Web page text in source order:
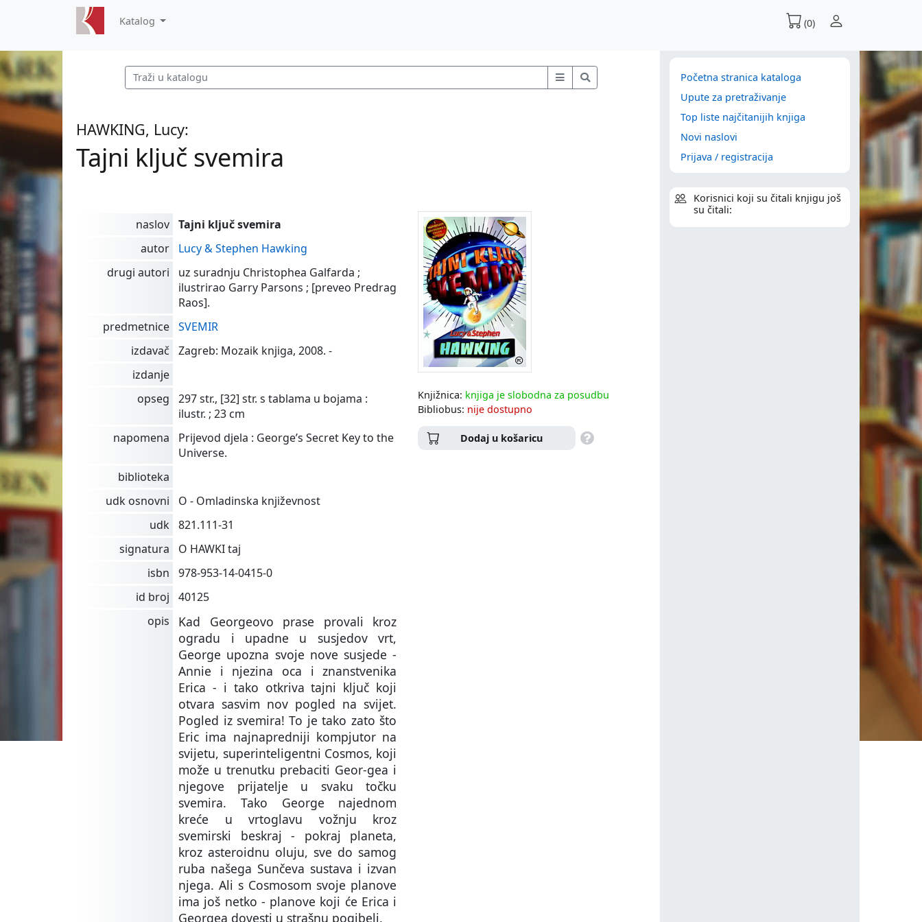
Katalog (0)
HAWKING, Lucy:
Tajni ključ svemira
naslov
Tajni ključ svemira
autor
Lucy & Stephen Hawking
drugi autori
uz suradnju Christophea Galfarda ;
ilustrirao Garry Parsons ; [preveo Predrag
Raos].
predmetnice
SVEMIR
izdavač
Zagreb: Mozaik knjiga, 2008. -
izdanje
opseg
297 str., [32] str. s tablama u bojama :
ilustr. ; 23 cm
napomena
Prijevod djela : George’s Secret Key to the
Universe.
biblioteka
udk osnovni
O - Omladinska književnost
udk
821.111-31
signatura
O HAWKI taj
isbn
978-953-14-0415-0
id broj
40125
opis
Kad Georgeovo prase provali kroz
ogradu i upadne u susjedov vrt,
George upozna svoje nove susjede -
Annie i njezina oca i znanstvenika
Erica - i tako otkriva tajni ključ koji
otvara sasvim nov pogled na svijet.
Pogled iz svemira! To je tako zato što
Eric ima najnapredniji kompjutor na
svijetu, superinteligentni Cosmos, koji
može u trenutku prebaciti Geor-gea i
njegove prijatelje u svaku točku
svemira. Tako George najednom
kreće u vrtoglavu vožnju kroz
svemirski beskraj - pokraj planeta,
kroz asteroidnu oluju, sve do samog
ruba našega Sunčeva sustava i izvan
njega. Ali s Cosmosom svoje planove
ima još netko - planove koji će Erica i
Georgea dovesti u strašnu pogibelj.
Knjižnica: knjiga je slobodna za posudbu
Bibliobus: nije dostupno
Dodaj u košaricu
Početna stranica kataloga
Upute za pretraživanje
Top liste najčitanijih knjiga
Novi naslovi
Prijava / registracija
Korisnici koji su čitali knjigu još
su čitali: